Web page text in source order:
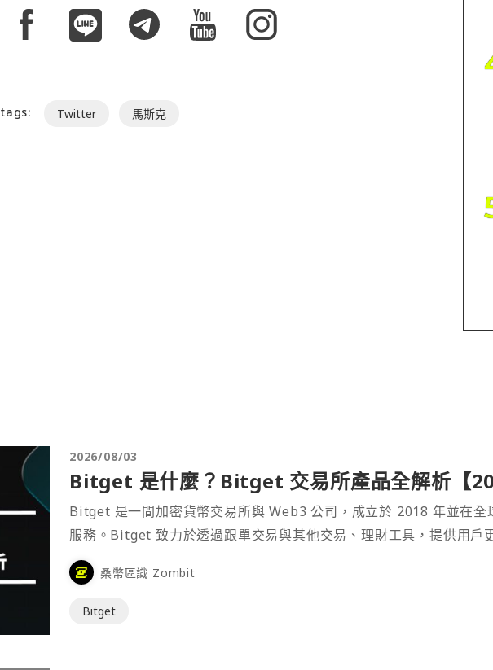
tags: Twitter 馬斯克
2026/08/03
Bitget 是什麼？Bitget 交易所產品全解析【
Bitget 是一間加密貨幣交易所與 Web3 公司，成立於 2018 年並在全
服務。Bitget 致力於透過跟單交易與其他交易、理財工具，提供用戶
桑幣區識 Zombit
Bitget